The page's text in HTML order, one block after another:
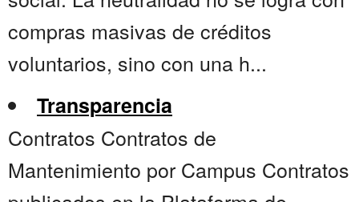
compras masivas de créditos
voluntarios, sino con una h...
Transparencia
Contratos Contratos de
Mantenimiento por Campus Contratos